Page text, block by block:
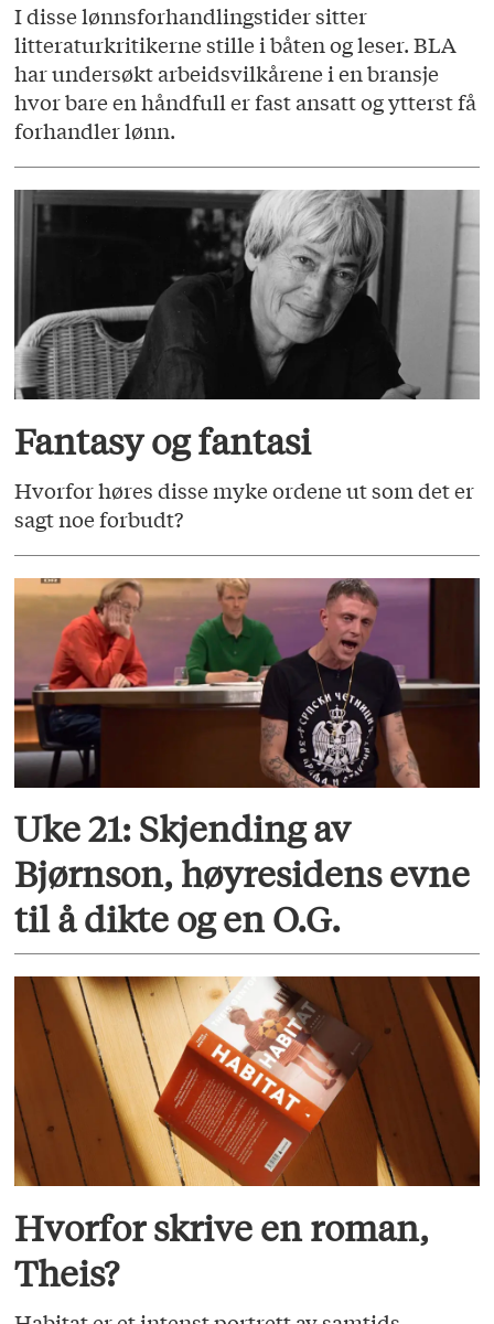
I disse lønnsforhandlingstider sitter
litteraturkritikerne stille i båten og leser. BLA
har undersøkt arbeidsvilkårene i en bransje
hvor bare en håndfull er fast ansatt og ytterst få
forhandler lønn.
Fantasy og fantasi
Hvorfor høres disse myke ordene ut som det er
sagt noe forbudt?
Uke 21: Skjending av
Bjørnson, høyresidens evne
til å dikte og en O.G.
Hvorfor skrive en roman,
Theis?